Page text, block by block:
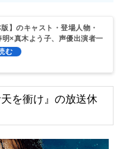
版】のキャスト・登場人物・
×真木よう子、声優出演者一
を衝け』の放送休